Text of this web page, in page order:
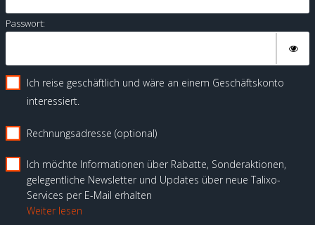
Passwort:
Ich reise geschäftlich und wäre an einem Geschäftskonto
interessiert.
Rechnungsadresse (optional)
Ich möchte Informationen über Rabatte, Sonderaktionen,
gelegentliche Newsletter und Updates über neue Talixo-
Services per E-Mail erhalten
Weiter lesen